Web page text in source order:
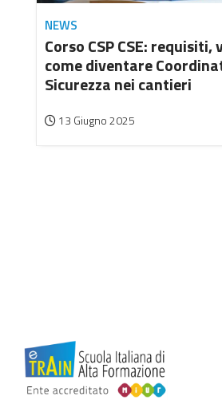
NEWS
Corso CSP CSE:
come diventare
Sicurezza nei cantieri
13 Giugno 2025